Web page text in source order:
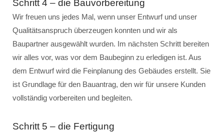
Schritt 4 – die Bauvorbereitung
Wir freuen uns jedes Mal, wenn unser Entwurf und unser
Qualitätsanspruch überzeugen konnten und wir als
Baupartner ausgewählt wurden. Im nächsten Schritt bereiten
wir alles vor, was vor dem Baubeginn zu erledigen ist. Aus
dem Entwurf wird die Feinplanung des Gebäudes erstellt. Sie
ist Grundlage für den Bauantrag, den wir für unsere Kunden
vollständig vorbereiten und begleiten.
Schritt 5 – die Fertigung